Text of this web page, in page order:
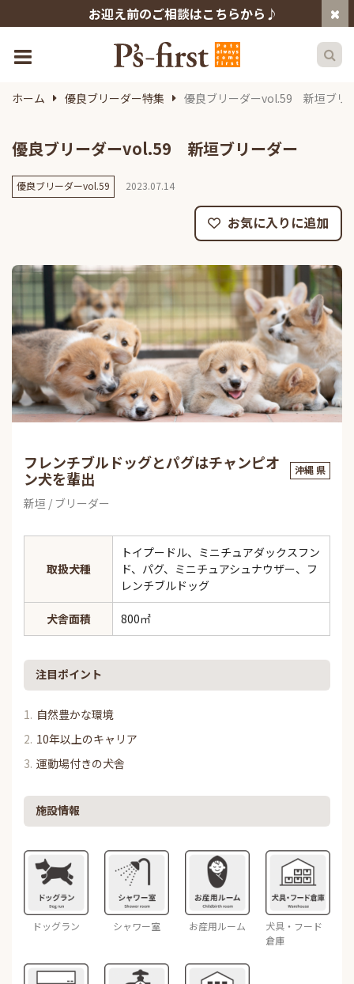
お迎え前のご相談はこちらから♪
ホーム 優良ブリーダー特集 優良ブリーダーvol.59 新垣ブリ
優良ブリーダーvol.59 新垣ブリーダー
優良ブリーダーvol.59 2023.07.14
お気に入りに追加
フレンチブルドッグとパグはチャンピオ
ン犬を輩出
沖縄 県
新垣 / ブリーダー
取扱犬種
トイプードル、ミニチュアダックスフン
ド、パグ、ミニチュアシュナウザー、フ
レンチブルドッグ
犬舎面積 800㎡
注目ポイント
自然豊かな環境
10年以上のキャリア
運動場付きの犬舎
施設情報
ドッグラン シャワー室 お産用ルーム
犬具・フード
倉庫